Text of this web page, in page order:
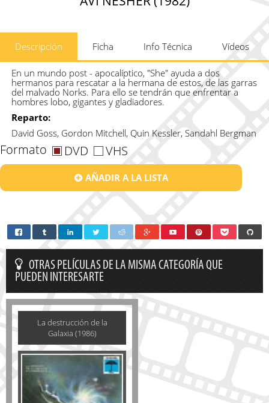
Descripción Ficha Info Técnica Vídeos
En un mundo post - apocalíptico, "She" ayuda a dos
hermanos para rescatar a la hermana de estos, de las garras
del malvado Norks. Para ello se tendrán que enfrentar a
hombres lobo, gigantes y gladiadores.
Reparto:
David Goss, Gordon Mitchell, Quin Kessler, Sandahl Bergman
Formato DVD VHS
AÑADIR A LA LISTA
OTRAS PELÍCULAS DE LA MISMA CATEGORÍA QUE
PUEDEN INTERESARTE
La destrucción de la
Galaxia (1986)